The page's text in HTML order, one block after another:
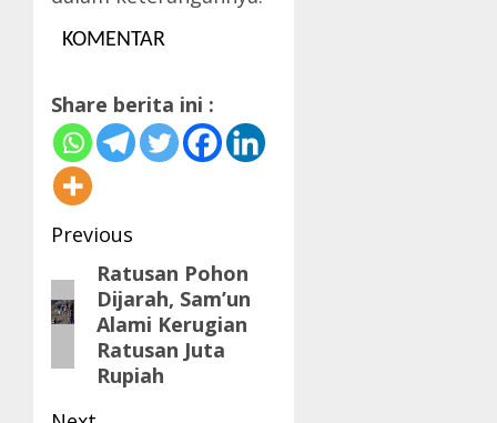
KOMENTAR
Share berita ini :
Post
navigation
Previous
Previous
post:
Ratusan Pohon
Dijarah, Sam’un
Alami Kerugian
Ratusan Juta
Rupiah